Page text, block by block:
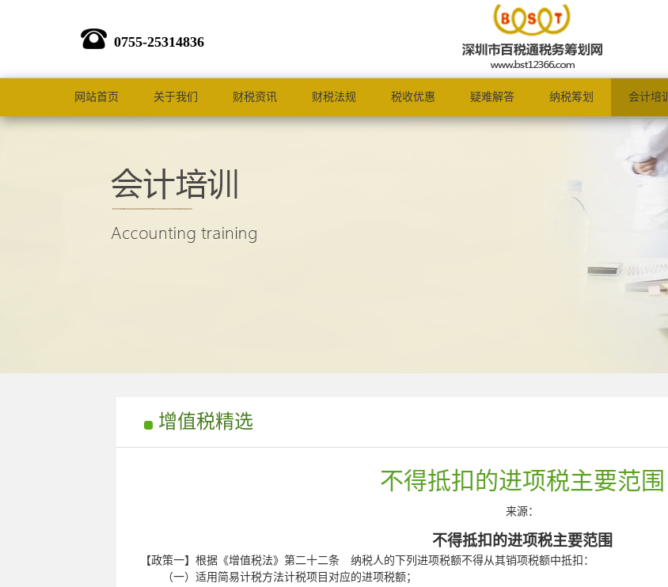
0755-25314836
网站首页 关于我们 财税资讯 财税法规 税收优惠 疑难解答 纳税筹划 会计培训
增值税精选
不得抵扣的进项税主要范围
来源：
不得抵扣的进项税主要范围
【政策一】根据《增值税法》第二十二条 纳税人的下列进项税额不得从其销项税额中抵扣：
（一）适用简易计税方法计税项目对应的进项税额；